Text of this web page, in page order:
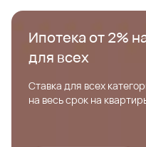
Ипотека от 2%
для всех
Ставка для всех
на весь срок на